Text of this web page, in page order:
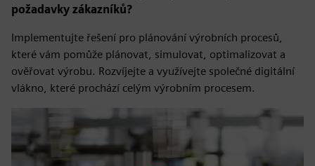
požadavky zákazníků?
Implementujte řešení pro plánování výrobních procesů,
které vám pomůže plánovat, simulovat, optimalizovat a
ověřovat výrobu. Rozvíjejte a využívejte společné digitální
vlákno, které prochází celým výrobním procesem.